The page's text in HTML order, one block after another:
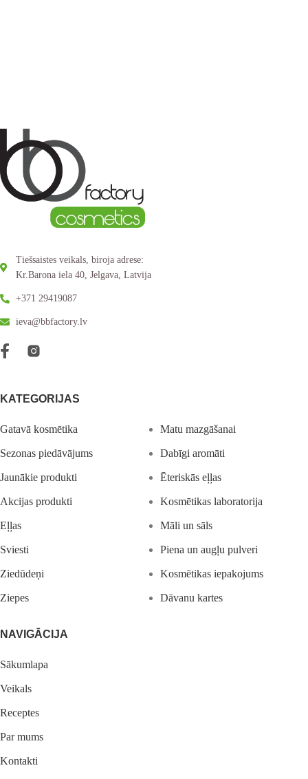
Tiešsaistes veikals, biroja adrese:
Kr.Barona iela 40, Jelgava, Latvija
+371 29419087
ieva@bbfactory.lv
NAVIGĀCIJA
Sākumlapa
Veikals
Receptes
Par mums
Kontakti
KATEGORIJAS
Gatavā kosmētika
Sezonas piedāvājums
Jaunākie produkti
Akcijas produkti
Eļļas
Sviesti
Ziedūdeņi
Ziepes
Matu mazgāšanai
Dabīgi aromāti
Ēteriskās eļļas
Kosmētikas laboratorija
Māli un sāls
Piena un augļu pulveri
Kosmētikas iepakojums
Dāvanu kartes